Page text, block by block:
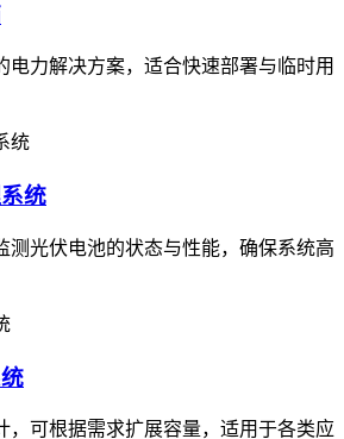
电力解决方案，适合快速部署与临时用
统
测光伏电池的状态与性能，确保系统高
，可根据需求扩展容量，适用于各类应